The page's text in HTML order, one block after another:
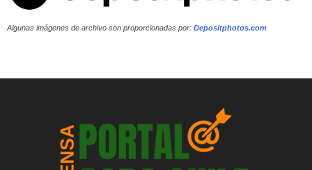
Algunas imágenes de archivo son proporcionadas por: Depositphotos.com